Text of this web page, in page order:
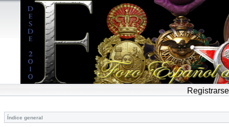
Registrarse
Índice general